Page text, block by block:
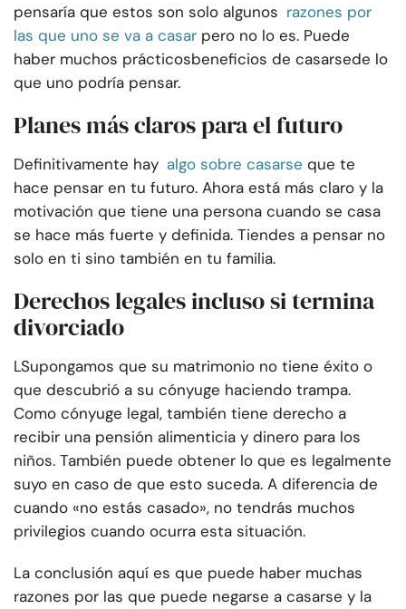
pensaría que estos son solo algunos razones por
las que uno se va a casar pero no lo es. Puede
haber muchos prácticosbeneficios de casarsede lo
que uno podría pensar.
Planes más claros para el futuro
Definitivamente hay algo sobre casarse que te
hace pensar en tu futuro. Ahora está más claro y la
motivación que tiene una persona cuando se casa
se hace más fuerte y definida. Tiendes a pensar no
solo en ti sino también en tu familia.
Derechos legales incluso si termina
divorciado
LSupongamos que su matrimonio no tiene éxito o
que descubrió a su cónyuge haciendo trampa.
Como cónyuge legal, también tiene derecho a
recibir una pensión alimenticia y dinero para los
niños. También puede obtener lo que es legalmente
suyo en caso de que esto suceda. A diferencia de
cuando «no estás casado», no tendrás muchos
privilegios cuando ocurra esta situación.
La conclusión aquí es que puede haber muchas
razones por las que puede negarse a casarse y la